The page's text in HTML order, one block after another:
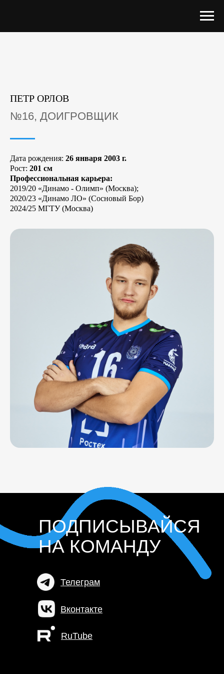
ПЕТР ОРЛОВ
№16, ДОИГРОВЩИК
Дата рождения: 26 января 2003 г.
Рост: 201 см
Профессиональная карьера:
2019/20 «Динамо - Олимп» (Москва);
2020/23 «Динамо ЛО» (Сосновый Бор)
2024/25 МГТУ (Москва)
ПОДПИСЫВАЙСЯ
НА КОМАНДУ
RuTube
Вконтакте
Телеграм